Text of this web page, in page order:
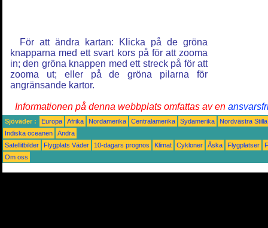
För att ändra kartan: Klicka på de gröna
knapparna med ett svart kors på för att zooma
in; den gröna knappen med ett streck på för att
zooma ut; eller på de gröna pilarna för
angränsande kartor.
Informationen på denna webbplats omfattas av en
Sjöväder : Europa Afrika Nordamerika Centralamerika Sydamerika
Nordvästra
Indiska oceanen
Andra
Satellitbilder
Flygplats Väder 10-dagars prognos Klimat Cykloner Åska Flygplatser
Om oss